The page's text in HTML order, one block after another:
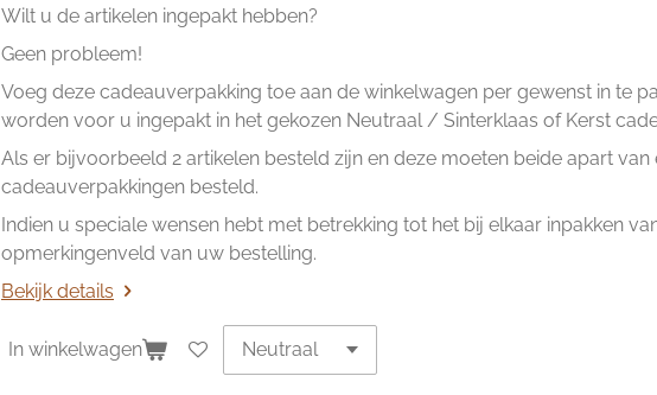
Wilt u de artikelen ingepakt hebben?
Geen probleem!
Voeg deze cadeauverpakking toe aan de winkelwagen per gewenst in te
worden voor u ingepakt in het gekozen Neutraal / Sinterklaas of Kerst
Als er bijvoorbeeld 2 artikelen besteld zijn en deze moeten beide apart
cadeauverpakkingen besteld.
Indien u speciale wensen hebt met betrekking tot het bij elkaar inpakken
opmerkingenveld van uw bestelling.
Bekijk details
In winkelwagen